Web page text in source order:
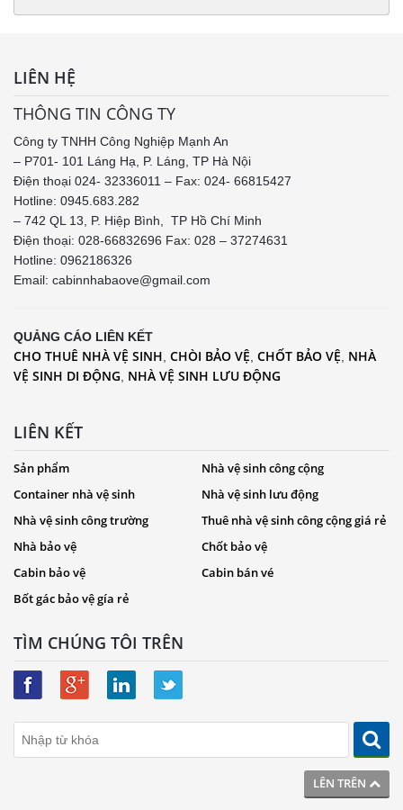
LÊN TRÊN
LIÊN HỆ
THÔNG TIN CÔNG TY
Công ty TNHH Công Nghiệp Mạnh An
– P701- 101 Láng Hạ, P. Láng, TP Hà Nội
Điện thoại 024- 32336011 – Fax: 024- 66815427
Hotline: 0945.683.282
– 742 QL 13, P. Hiệp Bình, TP Hồ Chí Minh
Điện thoại: 028-66832696 Fax: 028 – 37274631
Hotline: 0962186326
Email: cabinnhabaove@gmail.com
QUẢNG CÁO LIÊN KẾT
CHO THUÊ NHÀ VỆ SINH CHÒI BẢO VỆ CHỐT BẢO VỆ NHÀ
VỆ SINH DI ĐỘNG NHÀ VỆ SINH LƯU ĐỘNG
LIÊN KẾT
Sản phẩm
Nhà vệ sinh công cộng
Container nhà vệ sinh
Nhà vệ sinh lưu động
Nhà vệ sinh công trường
Thuê nhà vệ sinh công cộng giá rẻ
Nhà bảo vệ
Chốt bảo vệ
Cabin bảo vệ
Cabin bán vé
Bốt gác bảo vệ gía rẻ
TÌM CHÚNG TÔI TRÊN